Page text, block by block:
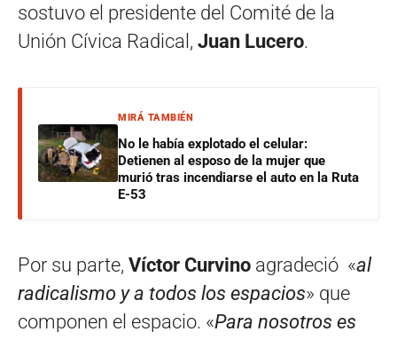
sostuvo el presidente del Comité de la
Unión Cívica Radical, Juan Lucero.
MIRÁ TAMBIÉN
No le había explotado el celular:
Detienen al esposo de la mujer que
murió tras incendiarse el auto en la Ruta
E-53
Por su parte, Víctor Curvino agradeció «al
radicalismo y a todos los espacios» que
componen el espacio. «Para nosotros es